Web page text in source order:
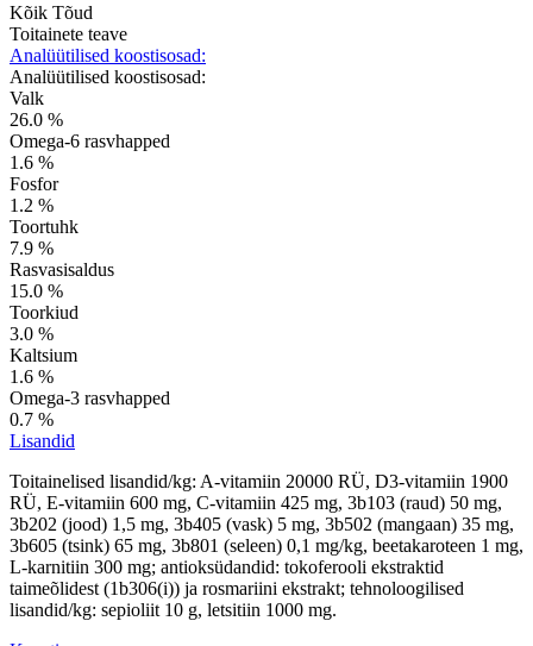
Kõik Tõud
Toitainete teave
Analüütilised koostisosad:
Analüütilised koostisosad:
Valk
26.0 %
Omega-6 rasvhapped
1.6 %
Fosfor
1.2 %
Toortuhk
7.9 %
Rasvasisaldus
15.0 %
Toorkiud
3.0 %
Kaltsium
1.6 %
Omega-3 rasvhapped
0.7 %
Lisandid
Toitainelised lisandid/kg: A-vitamiin 20000 RÜ, D3-vitamiin 1900
RÜ, E-vitamiin 600 mg, C-vitamiin 425 mg, 3b103 (raud) 50 mg,
3b202 (jood) 1,5 mg, 3b405 (vask) 5 mg, 3b502 (mangaan) 35 mg,
3b605 (tsink) 65 mg, 3b801 (seleen) 0,1 mg/kg, beetakaroteen 1 mg,
L-karnitiin 300 mg; antioksüdandid: tokoferooli ekstraktid
taimeõlidest (1b306(i)) ja rosmariini ekstrakt; tehnoloogilised
lisandid/kg: sepioliit 10 g, letsitiin 1000 mg.